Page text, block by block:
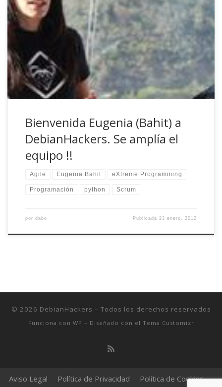
Los lectores habituales de este blog podéis estar tan
contentos como n1mh y yo por la incorporación de
Eugenia Bahit (a nivel «total», nada de colaboraciones
puntuales) en DebianHackers. Esto lo digo porque veréis
habitualmente contenidos relacionados con lo que
apasiona, las plataformas GLAMP y el desarrollo de
software, con […]
Bienvenida Eugenia (Bahit) a
DebianHackers. Se amplía el
equipo !!
Agile Eugenia Bahit eXtreme Programming
Programación python Scrum
por dabo Publicada23 enero, 2012
© 2026 DebianHackers – Todos los derechos reservados
Funciona con WP – Diseñado con el Tema Customizr
Aviso Legal Política de Privacidad
Política de Cookies